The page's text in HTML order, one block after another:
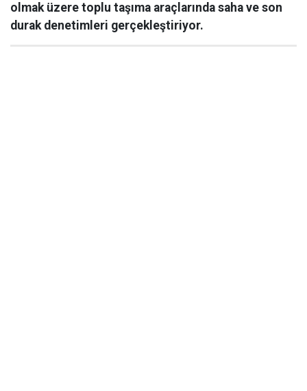
olmak üzere toplu taşıma araçlarında saha ve son
durak denetimleri gerçekleştiriyor.